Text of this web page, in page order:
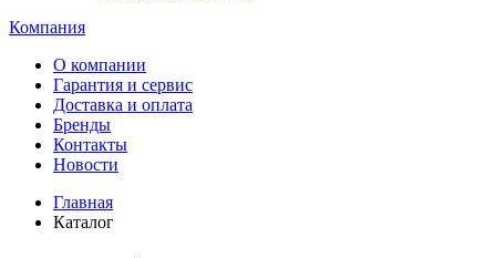
Компания
О компании
Гарантия и сервис
Доставка и оплата
Бренды
Контакты
Новости
Главная
Каталог